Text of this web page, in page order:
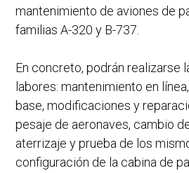
mantenimiento de aviones de
familias A-320 y B-737.
En concreto, podrán realizarse
labores: mantenimiento en
base, modificaciones y
pesaje de aeronaves, cambio
aterrizaje y prueba de los
configuración de la cabina de